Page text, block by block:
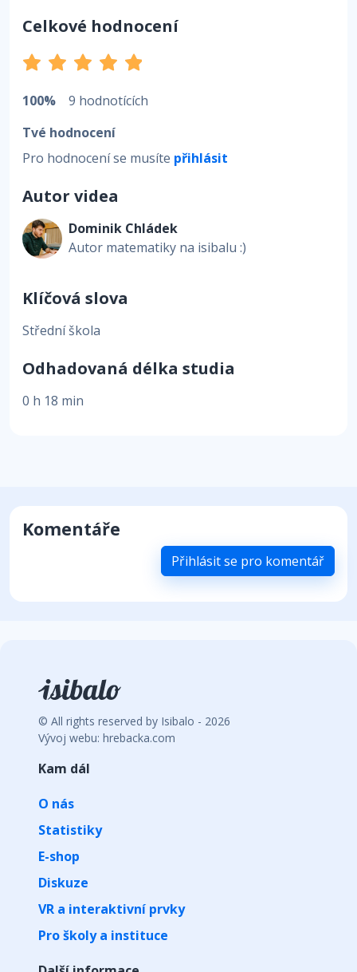
Celkové hodnocení
100%
9 hodnotících
Tvé hodnocení
Pro hodnocení se musíte přihlásit
Autor videa
Dominik Chládek
Autor matematiky na isibalu :)
Klíčová slova
Střední škola
Odhadovaná délka studia
0 h 18 min
Komentáře
Přihlásit se pro komentář
© All rights reserved by Isibalo - 2026
Vývoj webu: hrebacka.com
Kam dál
O nás
Statistiky
E-shop
Diskuze
VR a interaktivní prvky
Pro školy a instituce